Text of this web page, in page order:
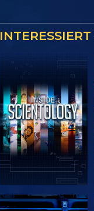
INTERESSIERT